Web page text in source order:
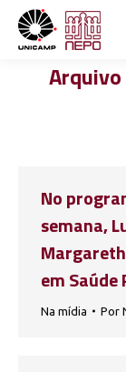
No
semana,
em Saúde
Na mídia Por